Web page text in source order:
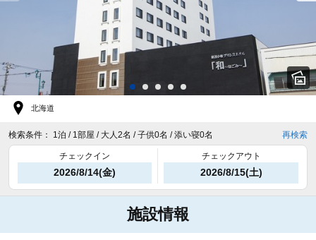
北海道
検索条件： 1泊 / 1部屋 / 大人2名 / 子供0名 / 添い寝0名 再検索
チェックイン
2026/8/14(金)
チェックアウト
2026/8/15(土)
施設情報